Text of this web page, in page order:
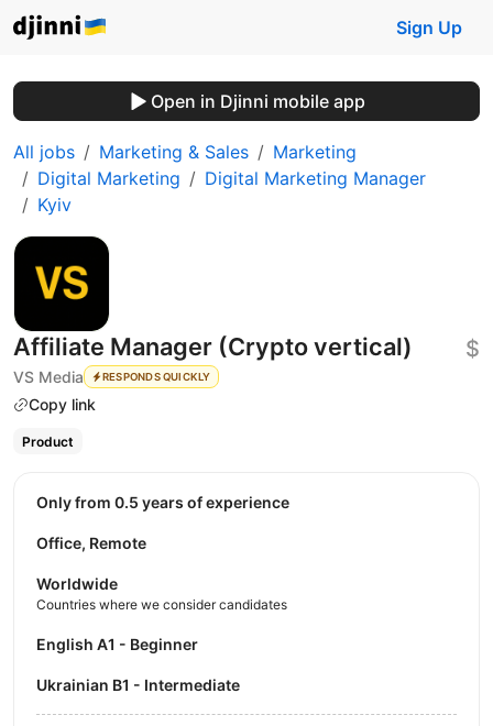
Sign Up
Open in Djinni mobile app
All jobs Marketing & Sales
Marketing
Digital Marketing
Digital Marketing Manager
Kyiv
Affiliate Manager (Crypto vertical)
VS Media RESPONDS QUICKLY
Copy link
$
Product
Only from 0.5 years of experience
Office, Remote
Worldwide
Countries where we consider candidates
English A1 - Beginner
Ukrainian B1 - Intermediate